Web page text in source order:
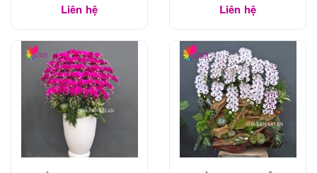
Liên hệ Liên hệ